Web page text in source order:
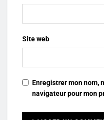
Site web
Enregistrer mon nom,
navigateur pour mon